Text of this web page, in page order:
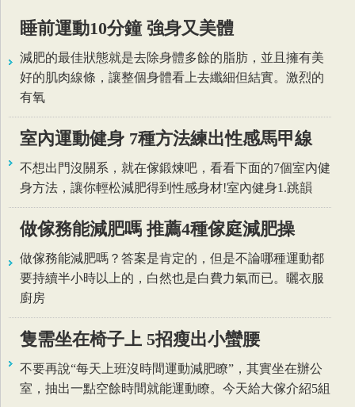
睡前運動10分鐘 強身又美體
減肥的最佳狀態就是去除身體多餘的脂肪，並且擁有美
好的肌肉線條，讓整個身體看上去纖細但結實。激烈的
有氧
室內運動健身 7種方法練出性感馬甲線
不想出門沒關系，就在傢鍛煉吧，看看下面的7個室內健
身方法，讓你輕松減肥得到性感身材!室內健身1.跳韻
做傢務能減肥嗎 推薦4種傢庭減肥操
做傢務能減肥嗎？答案是肯定的，但是不論哪種運動都
要持續半小時以上的，白然也是白費力氣而已。曬衣服
廚房
隻需坐在椅子上 5招瘦出小蠻腰
不要再說“每天上班沒時間運動減肥瞭”，其實坐在辦公
室，抽出一點空餘時間就能運動瞭。今天給大傢介紹5組